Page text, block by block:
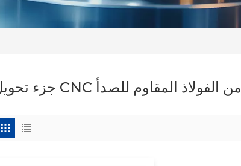
جزء تحويل CNC من الفولاذ المقاوم للصدأ